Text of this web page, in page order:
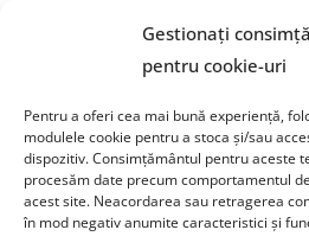
Gestionați
pentru cookie-uri
Pentru a oferi cea mai bună experiență,
modulele cookie pentru a stoca și/sau
dispozitiv. Consimțământul pentru aceste
procesăm date precum comportamentul
acest site. Neacordarea sau retragerea
în mod negativ anumite caracteristici și
Fundația Paolo Crescipentru
Cortile Carrara, 1 -
Tel 0583 417483/4; Fax